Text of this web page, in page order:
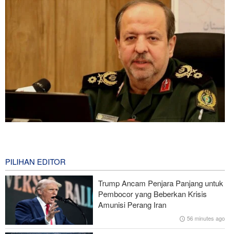
Mengapa AS Nyaris Kehabisan Senjata dalam perang melawan
Iran?
Mengapa Koalisi Pendukung Trump Berada di Ambang
Keruntuhan?
PILIHAN EDITOR
Trump Ancam Penjara Panjang untuk
Pembocor yang Beberkan Krisis
Amunisi Perang Iran
56 minutes ago